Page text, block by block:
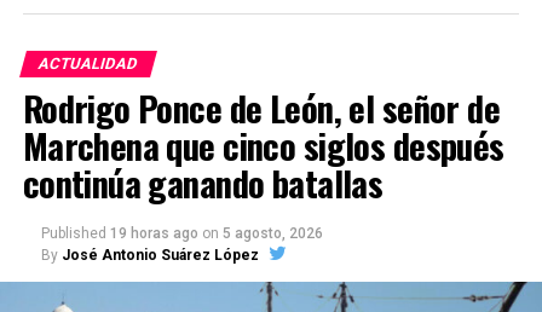
Sierra Norte de Córdoba, la Sierra de Cádiz, el sur de
Sevilla, la zona malagueña de Teba y varios
municipios de Almería.
La mayoría no viaja a buscar trabajo sobre el
terreno. Aproximadamente el 90% repite campaña y
se desplaza en cuadrillas contratadas previamente
han pasado de padres a hijos y se mantienen desde
hace décadas.
ACTUALIDAD
Rodrigo Ponce de León, el señor de
Marchena que cinco siglos después
continúa ganando batallas
Published 19 horas ago on 5 agosto, 2026
By José Antonio Suárez López